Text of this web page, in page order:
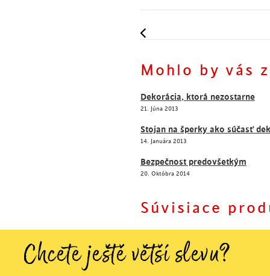
existujú?
Najlepší nákup je v
Mohlo by vás
Dekorácia, ktorá nezostarne
21. Júna 2013
Stojan na šperky ako súčasť
14. Januára 2013
Bezpečnost predovšetkým
20. Októbra 2014
Súvisiace
Chcete ještě větší slevu?